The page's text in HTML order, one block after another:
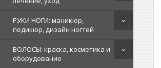
РУКИ НОГИ: маникюр,
педикюр, дизайн ногтей
ВОЛОСЫ: краска, косметика и
оборудование